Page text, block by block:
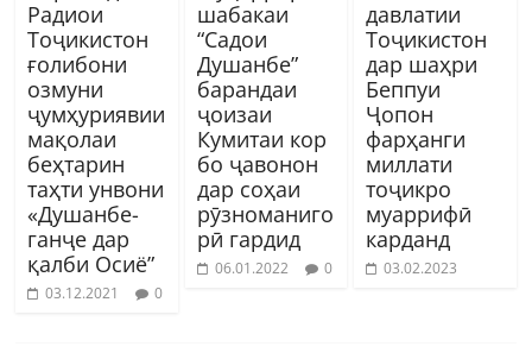
Радиои
Тоҷикистон
ғолибони
озмуни
ҷумҳуриявии
мақолаи
беҳтарин
таҳти унвони
«Душанбе-
ганҷе дар
қалби Осиё”
03.12.2021 0
шабакаи
“Садои
Душанбе”
барандаи
ҷоизаи
Кумитаи кор
бо ҷавонон
дар соҳаи
рӯзноманиго
рӣ гардид
06.01.2022 0
давлатии
Тоҷикистон
дар шаҳри
Беппуи
Ҷопон
фарҳанги
миллати
тоҷикро
муаррифӣ
карданд
03.02.2023